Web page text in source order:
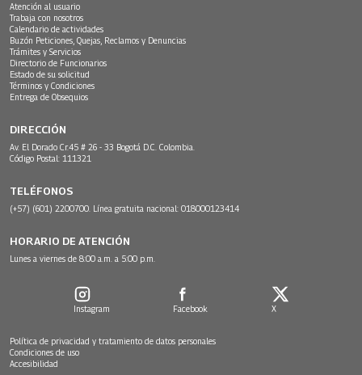
Atención al usuario
Trabaja con nosotros
Calendario de actividades
Buzón Peticiones, Quejas, Reclamos y Denuncias
Trámites y Servicios
Directorio de Funcionarios
Estado de su solicitud
Términos y Condiciones
Entrega de Obsequios
DIRECCIÓN
Av. El Dorado Cr.45 # 26 - 33 Bogotá D.C. Colombia.
Código Postal: 111321
TELÉFONOS
(+57) (601) 2200700. Línea gratuita nacional: 018000123414
HORARIO DE ATENCIÓN
Lunes a viernes de 8:00 a.m. a 5:00 p.m.
Instagram Facebook X
Política de privacidad y tratamiento de datos personales
Condiciones de uso
Accesibilidad